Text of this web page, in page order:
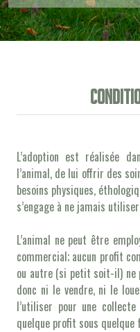
L’adoption est réalisée
l’animal, de lui offrir des
besoins physiques,
s’engage à ne jamais
L’animal ne peut être
commercial; aucun profit
ou autre (si petit soit-il) ne
donc ni le vendre, ni le
l’utiliser pour une
quelque profit sous